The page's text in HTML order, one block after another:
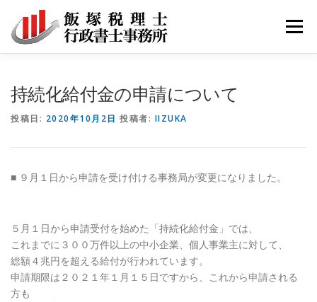
ン
メニュ
持続化給付金の申請について
投稿日: 2020年10月2日 投稿者: IIZUKA
■ ９月１日から申請を受け付ける事務局が変更になりました。
５月１日から申請受付を始めた「持続化給付金」では、
これまでに３００万件以上の中小企業、個人事業主に対して、
総額４兆円を超える給付が行われています。
申請期限は２０２１年１月１５日ですから、これから申請される
方も